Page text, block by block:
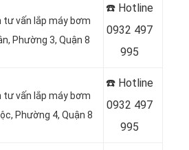
tư vấn lắp máy bơm
Phường 3, Quận 8
☎️ Hotline
0932 497
995
tư vấn lắp máy bơm
Phường 4, Quận 8
☎️ Hotline
0932 497
995